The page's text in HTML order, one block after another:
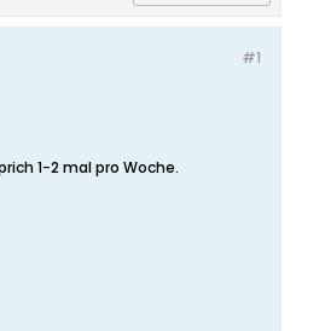
#1
1-2 mal pro Woche.